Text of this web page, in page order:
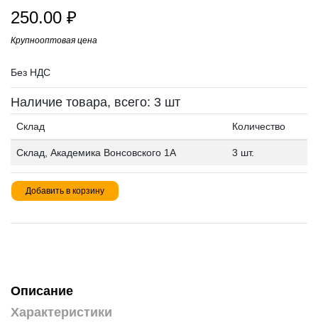
250.00 ₽
Крупнооптовая цена
Без НДС
Наличие товара, всего: 3 шт
Склад Количество
Склад, Академика Вонсовского 1А 3 шт.
Добавить в корзину
Описание
Характеристики